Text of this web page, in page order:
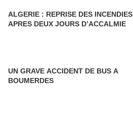
ALGERIE : REPRISE DES INCENDIES
APRES DEUX JOURS D’ACCALMIE
UN GRAVE ACCIDENT DE BUS A
BOUMERDES